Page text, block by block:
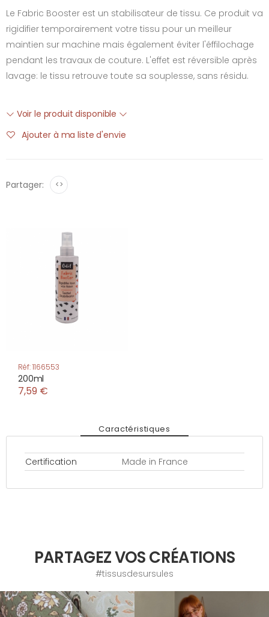
Le Fabric Booster est un stabilisateur de tissu. Ce produit va
rigidifier temporairement votre tissu pour un meilleur
maintien sur machine mais également éviter l'éffilochage
pendant les travaux de couture. L'effet est réversible après
lavage: le tissu retrouve toute sa souplesse, sans résidu.
Voir le produit disponible
Ajouter à ma liste d'envie
Partager: <>
Réf: 1166553
200ml
7,59 €
Caractéristiques
Certification Made in France
PARTAGEZ VOS CRÉATIONS
#tissusdesursules